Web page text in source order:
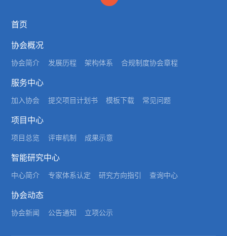
首页
协会概况
协会简介 发展历程 架构体系 合规制度协会章程
服务中心
加入协会 提交项目计划书 模板下载 常见问题
项目中心
项目总览 评审机制 成果示意
智能研究中心
中心简介 专家体系认定 研究方向指引 查询中心
协会动态
协会新闻 公告通知 立项公示